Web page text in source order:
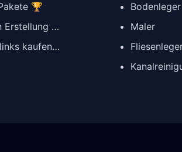
🏆
Webseiten Erstellung ✨
SEO Backlinks kaufen 🔗
Bodenleger
Maler